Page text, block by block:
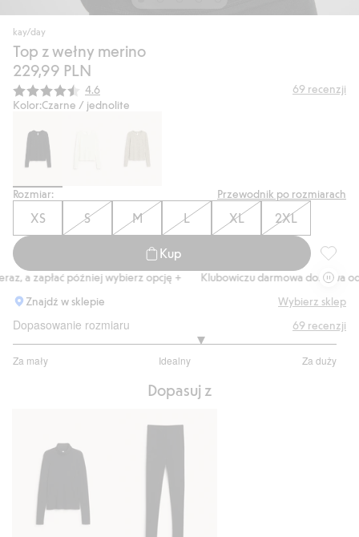
kay/day
Top z wełny merino
229,99 PLN
Średnia ocena:
4.6 69 recenzji
Kolor:Czarne / jednolite
Rozmiar: Przewodnik po rozmiarach
XS S M L XL 2XL
Kup
Top z
a zapłać później wybierz opcję +
Klubowiczu darmowa dostawa od
Znajdź w sklepie
Wybierz sklep
Dopasowanie rozmiaru
Za mały Idealny Za duży
na
69 recenzji
Dopasuj z